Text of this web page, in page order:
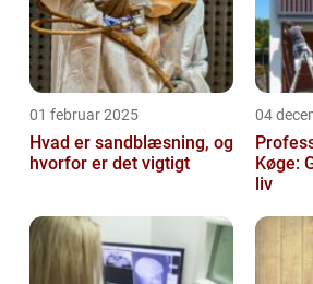
01 februar 2025
Hvad er sandblæsning, og
hvorfor er det vigtigt
04
Køge:
liv